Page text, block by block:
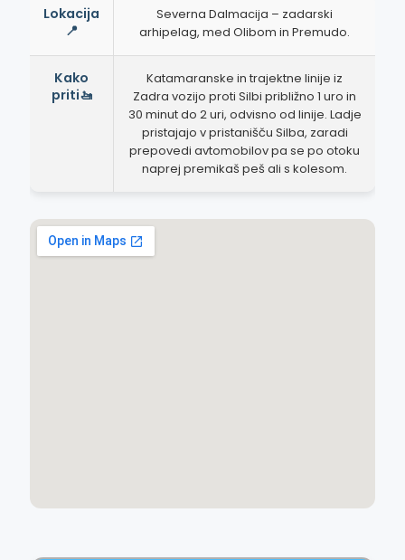
Lokacija
📍
Severna Dalmacija – zadarski
arhipelag, med Olibom in Premudo.
Kako
priti🚤
Katamaranske in trajektne linije iz
Zadra vozijo proti Silbi približno 1 uro in
30 minut do 2 uri, odvisno od linije. Ladje
pristajajo v pristanišču Silba, zaradi
prepovedi avtomobilov pa se po otoku
naprej premikaš peš ali s kolesom.